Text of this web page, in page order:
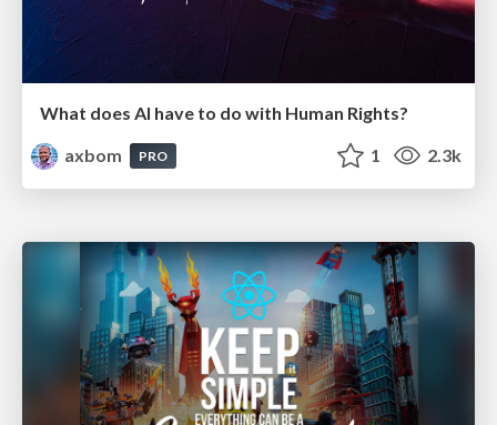
What does AI have to do with Human Rights?
axbom
PRO 1 2.3k